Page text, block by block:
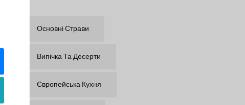
Основні Страви
Випічка Та Десерти
Європейська Кухня